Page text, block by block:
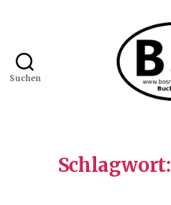
Suchen
Schlagwort: